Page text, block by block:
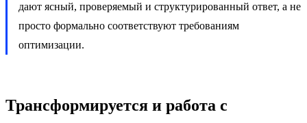
дают ясный, проверяемый и структурированный ответ, а не
просто формально соответствуют требованиям
оптимизации.
Трансформируется и работа с